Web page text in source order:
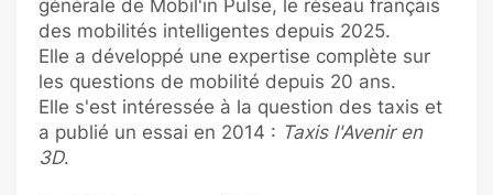
générale de Mobil'in Pulse, le réseau français
des mobilités intelligentes depuis 2025.
Elle a développé une expertise complète sur
les questions de mobilité depuis 20 ans.
Elle s'est intéressée à la question des taxis et
a publié un essai en 2014 : Taxis l'Avenir en
3D.